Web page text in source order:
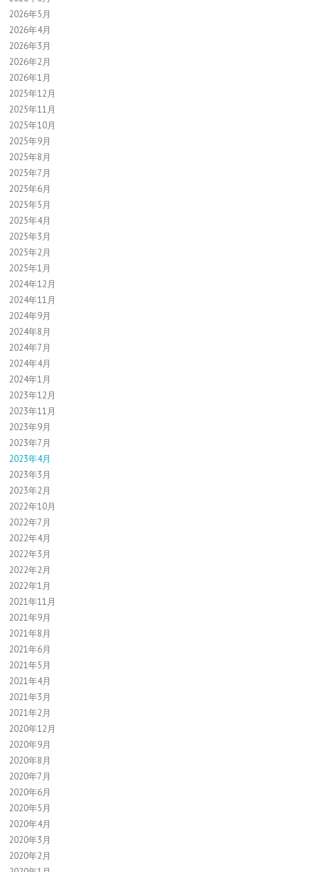
2026年5月
2026年4月
2026年3月
2026年2月
2026年1月
2025年12月
2025年11月
2025年10月
2025年9月
2025年8月
2025年7月
2025年6月
2025年5月
2025年4月
2025年3月
2025年2月
2025年1月
2024年12月
2024年11月
2024年9月
2024年8月
2024年7月
2024年4月
2024年1月
2023年12月
2023年11月
2023年9月
2023年7月
2023年4月
2023年3月
2023年2月
2022年10月
2022年7月
2022年4月
2022年3月
2022年2月
2022年1月
2021年11月
2021年9月
2021年8月
2021年6月
2021年5月
2021年4月
2021年3月
2021年2月
2020年12月
2020年9月
2020年8月
2020年7月
2020年6月
2020年5月
2020年4月
2020年3月
2020年2月